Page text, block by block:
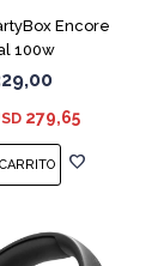
Encore
100w
279,65